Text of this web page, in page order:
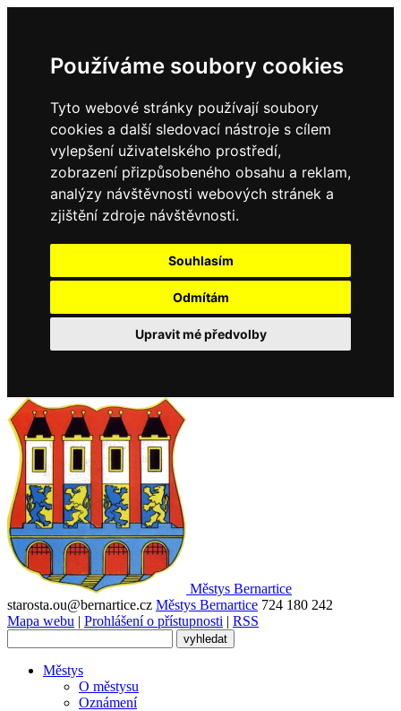
Používáme soubory cookies
Tyto webové stránky používají soubory
cookies a další sledovací nástroje s cílem
vylepšení uživatelského prostředí,
zobrazení přizpůsobeného obsahu a reklam,
analýzy návštěvnosti webových stránek a
zjištění zdroje návštěvnosti.
Souhlasím
Odmítám
Upravit mé předvolby
Městys Bernartice
starosta.ou@bernartice.cz Městys Bernartice 724 180 242
Mapa webu | Prohlášení o přístupnosti | RSS
Městys
O městysu
Oznámení